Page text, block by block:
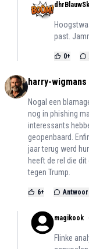
past.
0+
harry-wigmans
Nogal een
nog in phishing
interessants
geopenbaard.
jaar terug werd
heeft de rel die
tegen Trump.
6+
magikook
Flinke